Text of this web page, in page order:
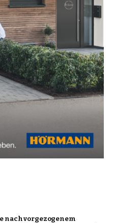
nach vorgezogenem